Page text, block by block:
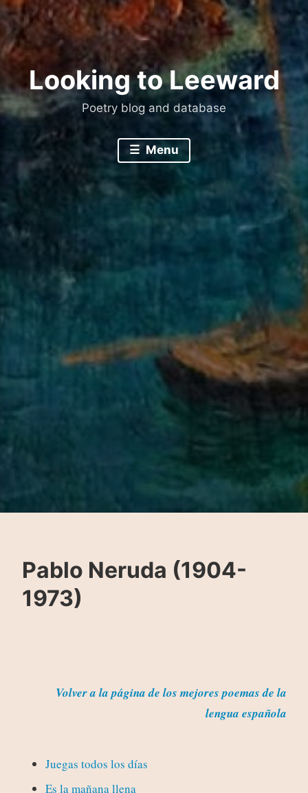
Looking to Leeward
Poetry blog and database
Menu
Pablo Neruda (1904-
1973)
Volver a la página de los mejores poemas de la
lengua española
Juegas todos los días
Es la mañana llena